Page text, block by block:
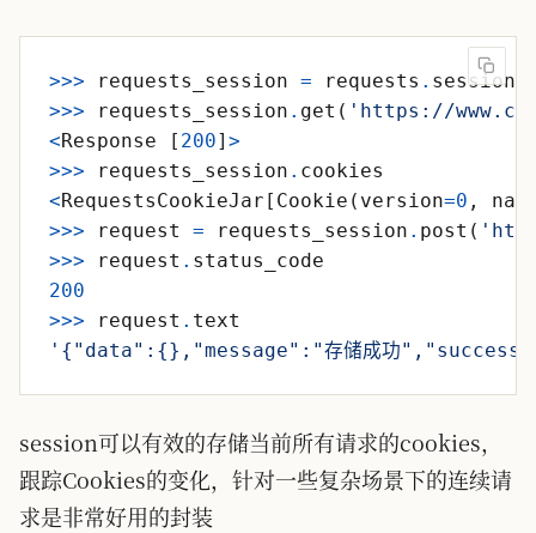
>>> requests_session = requests . session
>>> requests_session . get ( ' https://
<Response [ 200] >
>>> requests_session . cookies
<RequestsCookieJar [ Cookie ( version=0 ,
>>> request = requests_session . post ( '
>>> request . status_code
200
>>> request . text
' { " data" : {} , "message" : "存储成功" , " success
session可以有效的存储当前所有请求的cookies，
跟踪Cookies的变化，针对一些复杂场景下的连续请
求是非常好用的封装